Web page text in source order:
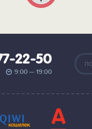
22-50
9:00 — 19:00